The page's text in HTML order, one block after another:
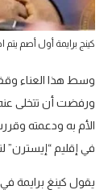
كينج برايمة أول أصم يتم
وسط هذا العناء
ورفضت أن تتخلى عنه
الأم به ودعمته
في إقليم “إيسترن”
يقول كينغ برايمة